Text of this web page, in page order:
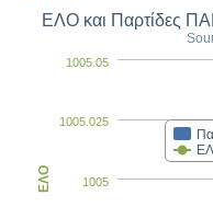
ΕΛΟ και
1005
1005.025
1005.05
ΕΛΟ